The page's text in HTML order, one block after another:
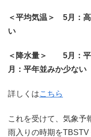
＜平均気温＞ 5月：
い
＜降水量＞
5月：
月：平年並みか少ない
詳しくはこちら
これを受けて、気象予
雨入りの時期を